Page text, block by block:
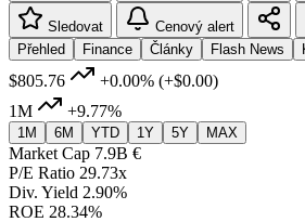
Sledovat
Cenový alert
Přehled
Finance Články Flash News
$805.76 +0.00% (+$0.00)
1M
+9.77%
1M 6M YTD 1Y 5Y MAX
Market Cap 7.9B €
P/E Ratio 29.73x
Div. Yield 2.90%
ROE 28.34%